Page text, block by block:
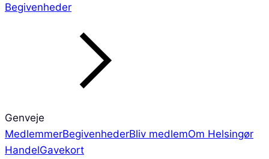
Begivenheder
Genveje
MedlemmerBegivenhederBliv medlemOm Helsingør
HandelGavekort